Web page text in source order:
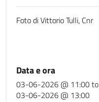
Foto di Vittorio Tulli, Cnr
Data e ora
03-06-2026 @ 11:00to
03-06-2026 @ 13:00